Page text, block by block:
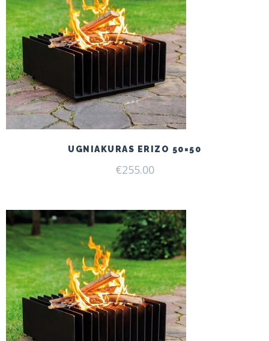
UGNIAKURAS ERIZO 50×50
€255.00